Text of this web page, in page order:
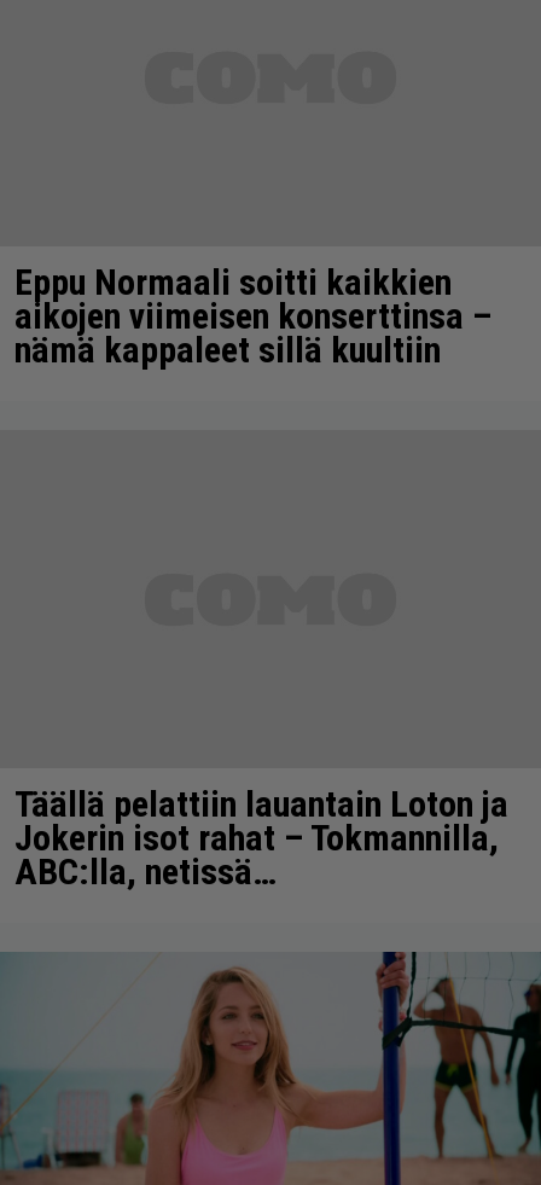
Eppu Normaali soitti kaikkien
aikojen viimeisen konserttinsa –
nämä kappaleet sillä kuultiin
Täällä pelattiin lauantain Loton ja
Jokerin isot rahat – Tokmannilla,
ABC:lla, netissä…